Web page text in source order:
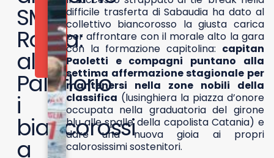
SMI
Roma:
al
Palaflorio
i
biancorossi
a
B
R
E
2
0
2
2
difficile trasferta di Sabaudia ha dato al
collettivo biancorosso la giusta carica
per affrontare con il morale alto la gara
con la formazione capitolina: capitan
Paoletti e compagni puntano alla
settima affermazione stagionale per
mantenersi nella zone nobili della
classifica (lusinghiera la piazza d’onore
occupata nella graduatoria del girone
blu alle spalle della capolista Catania) e
dare una nuova gioia ai propri
calorosissimi sostenitori.